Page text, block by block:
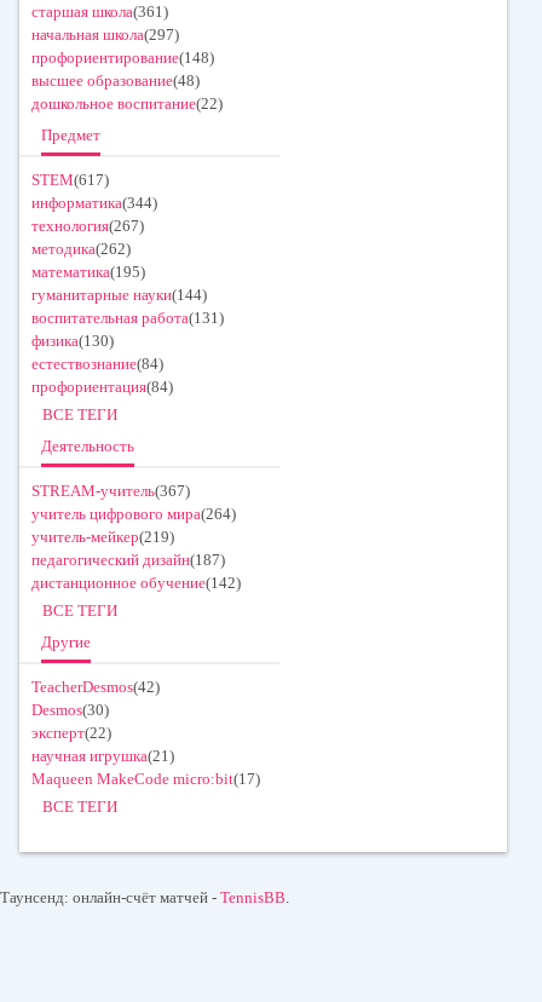
старшая школа(361)
начальная школа(297)
профориентирование(148)
высшее образование(48)
дошкольное воспитание(22)
Предмет
STEM(617)
информатика(344)
технология(267)
методика(262)
математика(195)
гуманитарные науки(144)
воспитательная работа(131)
физика(130)
естествознание(84)
профориентация(84)
ВСЕ ТЕГИ
Деятельность
STREAM-учитель(367)
учитель цифрового мира(264)
учитель-мейкер(219)
педагогический дизайн(187)
дистанционное обучение(142)
ВСЕ ТЕГИ
Другие
TeacherDesmos(42)
Desmos(30)
эксперт(22)
научная игрушка(21)
Maqueen MakeCode micro:bit(17)
ВСЕ ТЕГИ
Таунсенд: онлайн-счёт матчей - TennisBB